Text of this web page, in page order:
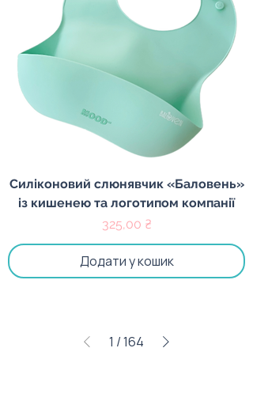
Силіконовий слюнявчик «Баловень»
із кишенею та логотипом компанії
Ціна
325,00 ₴
Додати у кошик
1 /164